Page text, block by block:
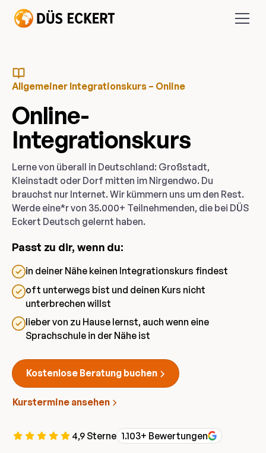
Allgemeiner Integrationskurs – Online
Online-
Integrationskurs
Lerne von überall in Deutschland: Großstadt,
Kleinstadt oder Dorf mitten im Nirgendwo. Du
brauchst nur Internet. Wir kümmern uns um den Rest.
Werde eine*r von 35.000+ Teilnehmenden, die bei DÜS
Eckert Deutsch gelernt haben.
Passt zu dir, wenn du:
in deiner Nähe keinen Integrationskurs findest
oft unterwegs bist und deinen Kurs nicht
unterbrechen willst
lieber von zu Hause lernst, auch wenn eine
Sprachschule in der Nähe ist
Kostenlose Beratung buchen
Kurstermine ansehen
4,9 Sterne 1.103+ Bewertungen